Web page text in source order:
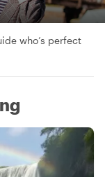
who’s perfect